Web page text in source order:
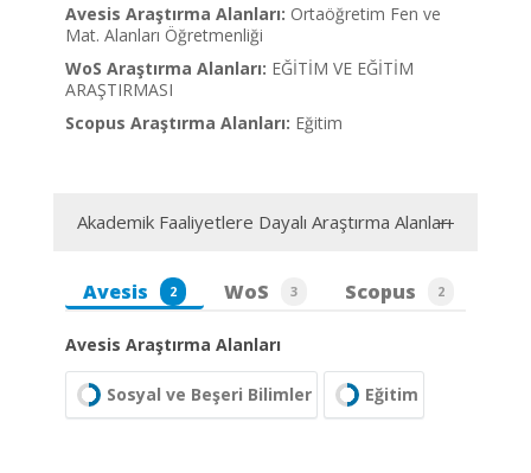
Avesis Araştırma Alanları: Ortaöğretim Fen ve
Mat. Alanları Öğretmenliği
WoS Araştırma Alanları: EĞİTİM VE EĞİTİM
ARAŞTIRMASI
Scopus Araştırma Alanları: Eğitim
Akademik Faaliyetlere Dayalı Araştırma Alanları
Avesis 2 WoS 3 Scopus 2
Avesis Araştırma Alanları
Sosyal ve Beşeri Bilimler Eğitim